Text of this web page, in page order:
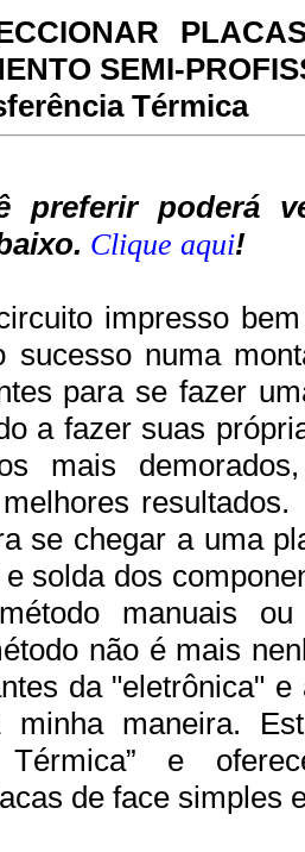
SEMI-
Térmica
preferir poderá
Clique aqui!
impresso
sucesso numa
para se fazer
a fazer suas
mais
se chegar a uma
solda dos
manuais
não é mais
da "eletrônica"
minha maneira.
Térmica” e
de face simples